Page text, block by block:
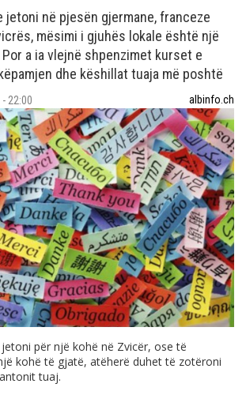
jetoni në pjesën gjermane, franceze
mësimi i gjuhës lokale është një
a ia vlejnë shpenzimet kurset e
dhe këshillat tuaja më poshtë
22:00 albinfo.ch
për një kohë në Zvicër, ose të
kohë të gjatë, atëherë duhet të zotëroni
tuaj.